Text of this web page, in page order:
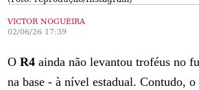
VICTOR NOGUEIRA
02/06/26 17:39
OR4ainda não levantou troféus no
na base - à nível estadual. Contudo,